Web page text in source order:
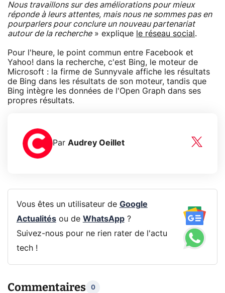
Nous travaillons sur des améliorations pour mieux
réponde à leurs attentes, mais nous ne sommes pas en
pourparlers pour conclure un nouveau partenariat
autour de la recherche» explique le réseau social .
Pour l'heure, le point commun entre Facebook et
Yahoo! dans la recherche, c'est Bing, le moteur de
Microsoft : la firme de Sunnyvale affiche les résultats
de Bing dans les résultats de son moteur, tandis que
Bing intègre les données de l'Open Graph dans ses
propres résultats.
Par Audrey Oeillet
Vous êtes un utilisateur de Google
Actualitésou de WhatsApp?
Suivez-nous pour ne rien rater de l'actu
tech !
Commentaires 0